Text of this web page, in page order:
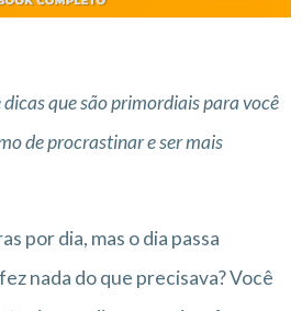
que são primordiais para você
de procrastinar e ser mais
por dia, mas o dia passa
nada do que precisava? Você